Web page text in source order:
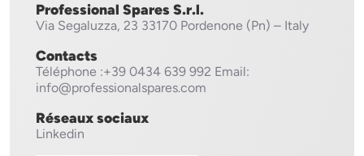
Professional Spares S.r.l.
Via Segaluzza, 23 33170 Pordenone (Pn) – Italy
Contacts
Téléphone :+39 0434 639 992 Email:
info@professionalspares.com
Réseaux sociaux
Linkedin